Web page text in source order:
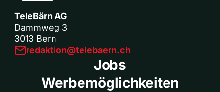
TeleBärn AG
Dammweg 3
3013 Bern
redaktion@telebaern.ch
Jobs
Werbemöglichkeiten